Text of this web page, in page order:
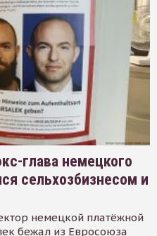
глава немецкого
сельхозбизнесом и
немецкой платёжной
бежал из Евросоюза